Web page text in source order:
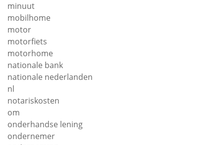
minuut
mobilhome
motor
motorfiets
motorhome
nationale bank
nationale nederlanden
nl
notariskosten
om
onderhandse lening
ondernemer